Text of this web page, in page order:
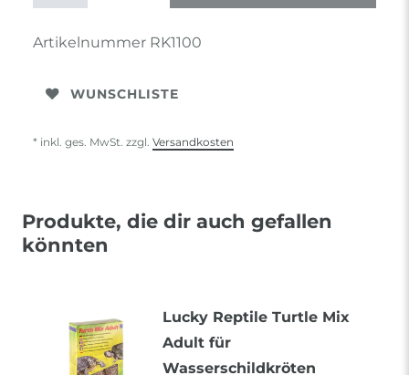
Artikelnummer RK1100
WUNSCHLISTE
* inkl. ges. MwSt. zzgl. Versandkosten
Produkte, die dir auch gefallen
könnten
Lucky Reptile Turtle Mix
Adult für
Wasserschildkröten